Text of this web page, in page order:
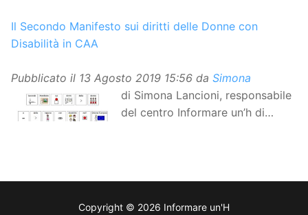
Il Secondo Manifesto sui diritti delle Donne con
Disabilità in CAA
Pubblicato il 13 Agosto 2019 15:56 da Simona
di Simona Lancioni, responsabile
del centro Informare un’h di
aumentativa alternativa (CAA) del “Secondo Manifesto
Copyright © 2026 Informare un'H